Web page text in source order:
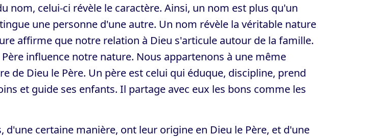
nom, celui-ci révèle le caractère. Ainsi, un nom est plus qu'un
une personne d'une autre. Un nom révèle la véritable nature
affirme que notre relation à Dieu s'articule autour de la famille.
influence notre nature. Nous appartenons à une même
de Dieu le Père. Un père est celui qui éduque, discipline, prend
et guide ses enfants. Il partage avec eux les bons comme les
d'une certaine manière, ont leur origine en Dieu le Père, et d'une